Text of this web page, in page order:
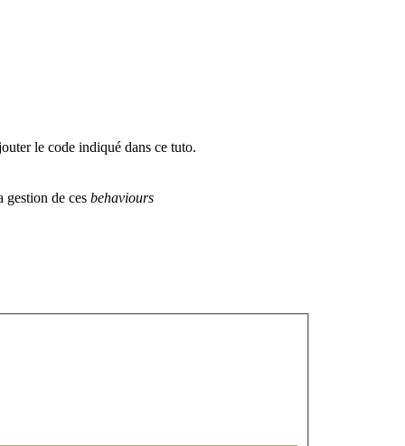
le code indiqué dans ce tuto.
gestion de cesbehaviours